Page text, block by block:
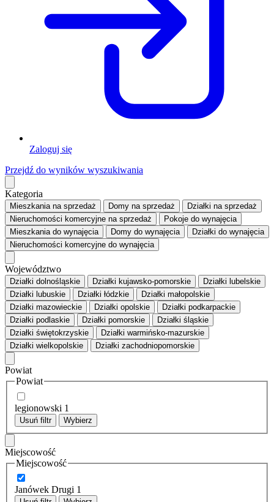
Zaloguj się
Przejdź do wyników wyszukiwania
Kategoria
Mieszkaniana sprzedaż Domy na sprzedaż Działki na sprzedaż
Nieruchomości komercyjne na sprzedaż Pokoje do wynajęcia
Mieszkaniado wynajęcia Domy do wynajęcia Działki do wynajęcia
Nieruchomości komercyjne do wynajęcia
Województwo
Działki dolnośląskie Działki kujawsko-pomorskie
Działki lubelskie
Działki lubuskie
Działki łódzkie
Działki małopolskie
Działki mazowieckie
Działki opolskie
Działki podkarpackie
Działki podlaskie
Działki pomorskie
Działki śląskie
Działki świętokrzyskie
Działki warmińsko-mazurskie
Działki wielkopolskie
Działki zachodniopomorskie
Powiat
Powiat
legionowski 1
Usuń filtr Wybierz
Miejscowość
Miejscowość
Janówek Drugi 1